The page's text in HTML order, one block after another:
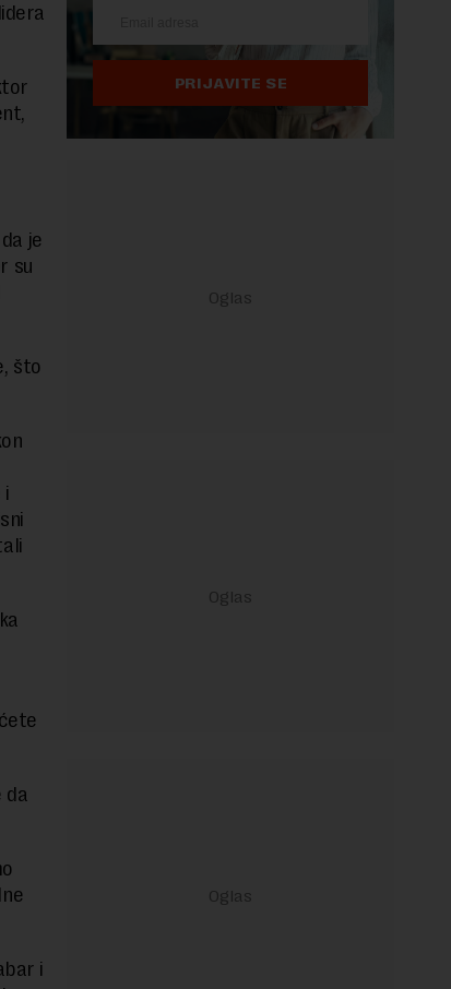
je
su
što
i
da
i
PRIJAVITE SE